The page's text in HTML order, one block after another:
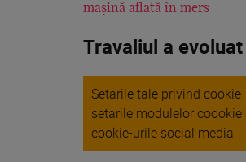
mașină aflată în mers
Travaliul a
Setarile tale privind
setarile modulelor
cookie-urile social media